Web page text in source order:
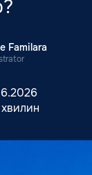
Familara
хвилин